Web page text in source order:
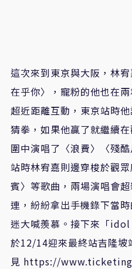
這次來到東京與大阪，林
在乎你〉，寵粉的他也在
超近距離互動，東京站時
猜拳，如果他贏了就繼續
圍中演唱了〈浪費〉〈殘
站時林宥嘉則邊穿梭於觀
賓〉等歌曲，兩場演唱會
連，紛紛拿出手機錄下當
迷大喊羨慕。接下來「idol
於12/14迎來最終站吉隆坡
見 https://